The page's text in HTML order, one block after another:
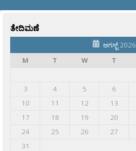
ತೇದಿಮಣೆ
ಆಗಸ್ಟ್ 2026
M
T W T
3
4 5 6
10
11 12 13
17
18 19 20
24
25 26 27
31